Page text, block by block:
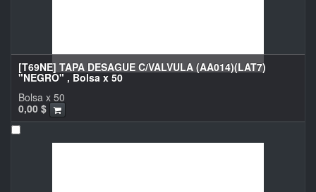
[T69NE] TAPA DESAGUE C/VALVULA (AA014)(LAT7)
"NEGRO" , Bolsa x 50
0,00 $
Bolsa x 50